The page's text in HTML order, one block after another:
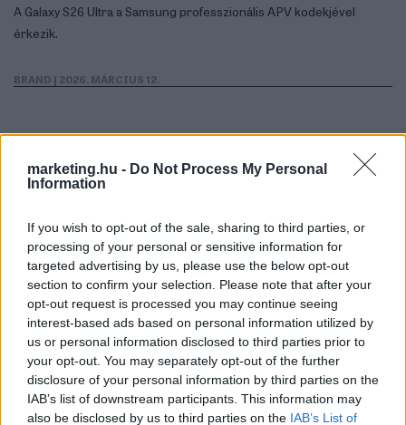
marketing.hu - Do Not Process My Personal
Information
If you wish to opt-out of the sale, sharing to third parties, or
processing of your personal or sensitive information for
targeted advertising by us, please use the below opt-out
section to confirm your selection. Please note that after your
opt-out request is processed you may continue seeing
interest-based ads based on personal information utilized by
us or personal information disclosed to third parties prior to
your opt-out. You may separately opt-out of the further
disclosure of your personal information by third parties on the
IAB’s list of downstream participants. This information may
also be disclosed by us to third parties on the IAB’s List of
A Galaxy S26 Ultra a Samsung professzionális APV kodekjével
érkezik.
BRAND | 2026. MÁRCIUS 12.